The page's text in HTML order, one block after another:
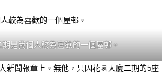
是我個人較為喜歡的一個屋邨。
新聞報章上。無他，只因花園大廈二期的5座